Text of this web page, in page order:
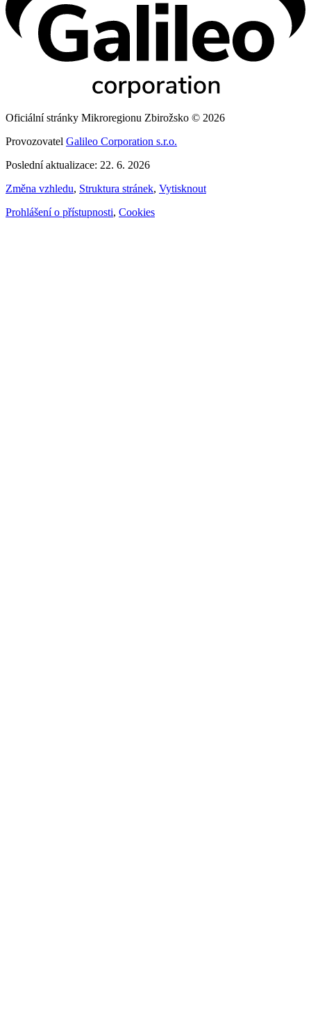
Oficiální stránky Mikroregionu Zbirožsko © 2026
Provozovatel Galileo Corporation s.r.o.
Poslední aktualizace: 22. 6. 2026
Změna vzhledu, Struktura stránek, Vytisknout
Prohlášení o přístupnosti, Cookies